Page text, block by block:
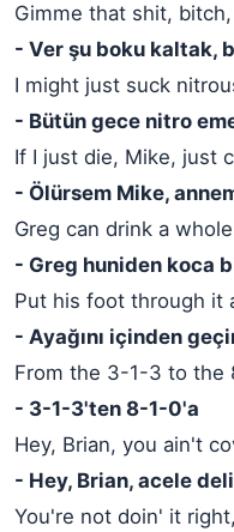
Gimme that shit,
- Ver şu boku kaltak,
I might just suck
- Bütün gece nitro
If I just die, Mike, just
- Ölürsem Mike,
Greg can drink a
- Greg huniden koca
Put his foot through it
- Ayağını içinden
From the 3-1-3 to the
- 3-1-3'ten 8-1-0'a
Hey, Brian, you ain't
- Hey, Brian, acele
You're not doin' it